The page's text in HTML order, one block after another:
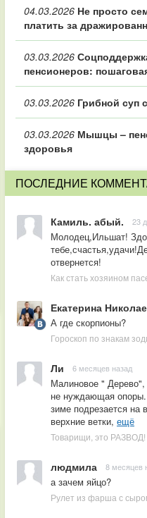
04.03.2026 Не просто
платить за
03.03.2026
пенсионеров:
03.03.2026 Грибной суп
03.03.2026 Мышцы –
здоровья
ПОСЛЕДНИЕ
Камиль. абый. 23
Молодец,Ильшат!
отвернется!
Как стать хозяином
Екатерина
А где скорпионы?
Гороскоп по знакам
Ли 6 месяцев назад
Малиновое "
не нуждающая
зиме подрезается на
верхние ветки, ещё
людмила 8 месяцев
а зачем яйцо?
Рулет из фарша с